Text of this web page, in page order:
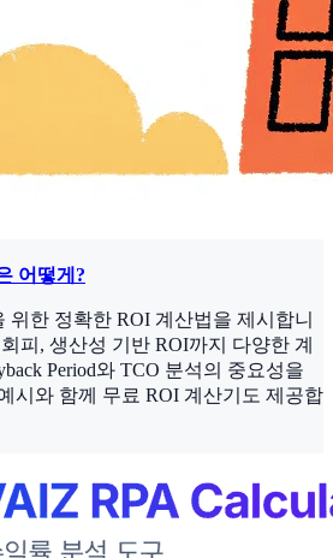
어떻게?
위한 정확한 ROI 계산법을 제시합니
피, 생산성 기반 ROI까지 다양한 계
Period와 TCO 분석의 중요성을
시와 함께 무료 ROI 계산기도 제공합